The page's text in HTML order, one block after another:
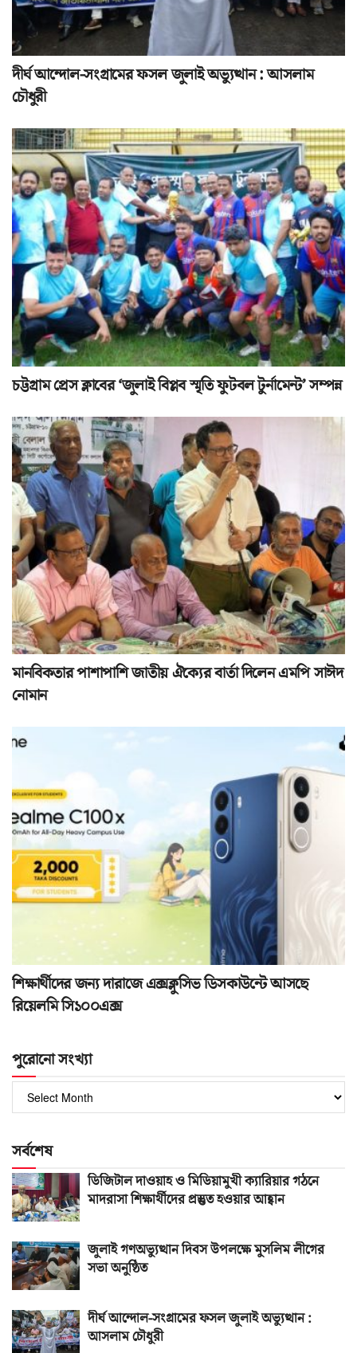
দীর্ঘ আন্দোল-সংগ্রামের ফসল জুলাই অভ্যুত্থান : আসলাম
চৌধুরী
চট্টগ্রাম প্রেস ক্লাবের ‘জুলাই বিপ্লব স্মৃতি ফুটবল টুর্নামেন্ট’ সম্পন্ন
মানবিকতার পাশাপাশি জাতীয় ঐক্যের বার্তা দিলেন এমপি সাঈদ
নোমান
শিক্ষার্থীদের জন্য দারাজে এক্সক্লুসিভ ডিসকাউন্টে আসছে
রিয়েলমি সি১০০এক্স
পুরোনো সংখ্যা
পুরোনো
সংখ্যা
সর্বশেষ
ডিজিটাল দাওয়াহ ও মিডিয়ামুখী ক্যারিয়ার গঠনে
মাদরাসা শিক্ষার্থীদের প্রস্তুত হওয়ার আহ্বান
জুলাই গণঅভ্যুত্থান দিবস উপলক্ষে মুসলিম লীগের
সভা অনুষ্ঠিত
দীর্ঘ আন্দোল-সংগ্রামের ফসল জুলাই অভ্যুত্থান :
আসলাম চৌধুরী